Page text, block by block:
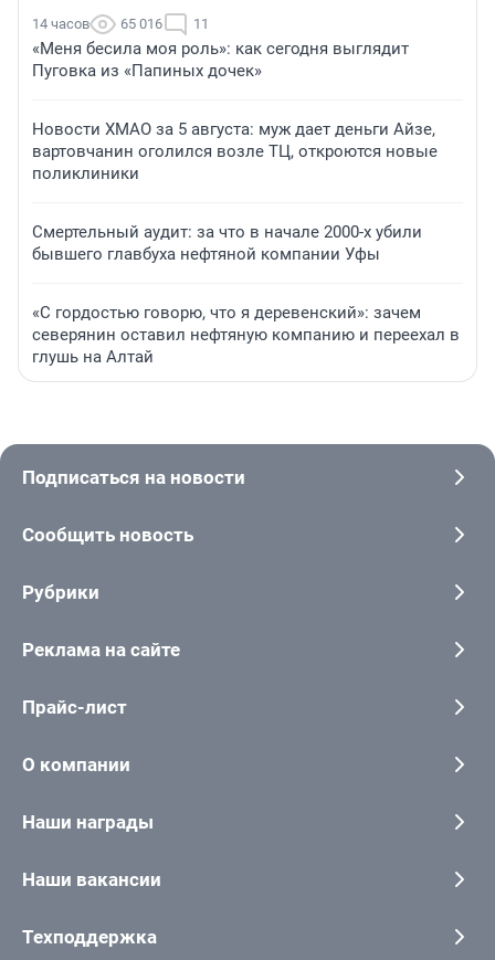
14 часов 65 016 11
«Меня бесила моя роль»: как сегодня выглядит
Пуговка из «Папиных дочек»
Новости ХМАО за 5 августа: муж дает деньги Айзе,
вартовчанин оголился возле ТЦ, откроются новые
поликлиники
Смертельный аудит: за что в начале 2000-х убили
бывшего главбуха нефтяной компании Уфы
«С гордостью говорю, что я деревенский»: зачем
северянин оставил нефтяную компанию и переехал в
глушь на Алтай
Подписаться на новости
Сообщить новость
Рубрики
Реклама на сайте
Прайс-лист
О компании
Наши награды
Наши вакансии
Техподдержка